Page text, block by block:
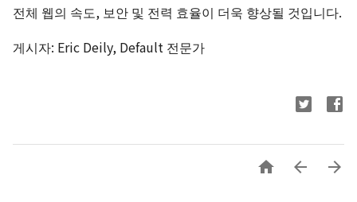
전체 웹의 속도, 보안 및 전력 효율이 더욱 향상될 것입니다.
게시자: Eric Deily, Default 전문가
  